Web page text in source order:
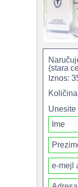
(stara
Iznos:
Količina
Unesite